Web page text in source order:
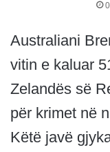
Australiani
vitin e kaluar
Zelandës së
për krimet në
Këtë javë